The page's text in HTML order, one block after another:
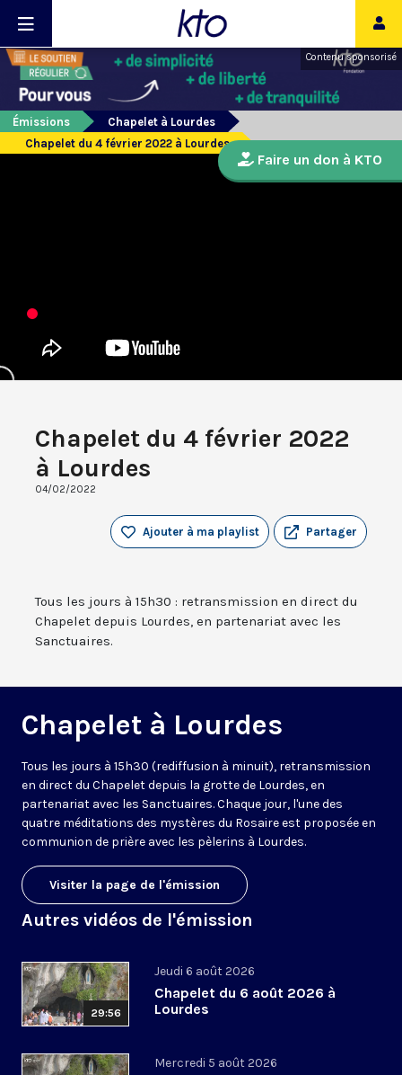
Contenu sponsorisé
Émissions
Chapelet à Lourdes
Chapelet du 4 février 2022 à Lourdes
Chapelet du 4 février 2022
à Lourdes
04/02/2022
Partager
Ajouter à ma playlist
Tous les jours à 15h30 : retransmission en direct du
Chapelet depuis Lourdes, en partenariat avec les
Sanctuaires.
Chapelet à Lourdes
Tous les jours à 15h30 (rediffusion à minuit), retransmission
en direct du Chapelet depuis la grotte de Lourdes, en
partenariat avec les Sanctuaires. Chaque jour, l'une des
quatre méditations des mystères du Rosaire est proposée en
communion de prière avec les pèlerins à Lourdes.
Visiter la page de l'émission
Autres vidéos de l'émission
29:56
Jeudi 6 août 2026
Chapelet du 6 août 2026 à
Lourdes
Mercredi 5 août 2026
Faire un don à KTO